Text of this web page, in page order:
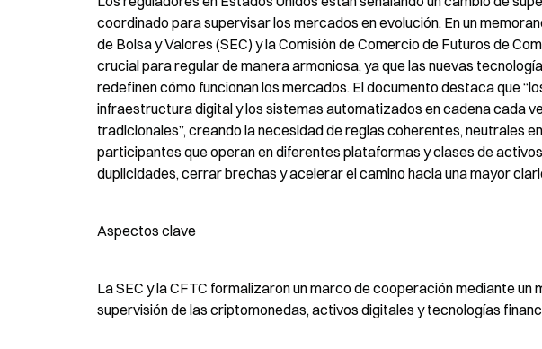
coordinado para supervisar los mercados en evolución. En un
de Bolsa y Valores (SEC) y la Comisión de Comercio de Futuros de
crucial para regular de manera armoniosa, ya que las nuevas
redefinen cómo funcionan los mercados. El documento destaca que
infraestructura digital y los sistemas automatizados en cadena cada
tradicionales”, creando la necesidad de reglas coherentes, neutrales
participantes que operan en diferentes plataformas y clases de
duplicidades, cerrar brechas y acelerar el camino hacia una mayor
Aspectos clave
La SEC y la CFTC formalizaron un marco de cooperación mediante
supervisión de las criptomonedas, activos digitales y tecnologías